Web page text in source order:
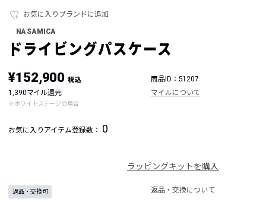
する法律
お気に入りブランドに追加
NASAMICA
ドライビングパスケース
¥152,900税込
商品ID：51207
1,390マイル還元
※ホワイトステージの場合
マイルについて
お気に入りアイテム登録数： 0
ラッピングキットを購入
返品・交換可 返品・交換について